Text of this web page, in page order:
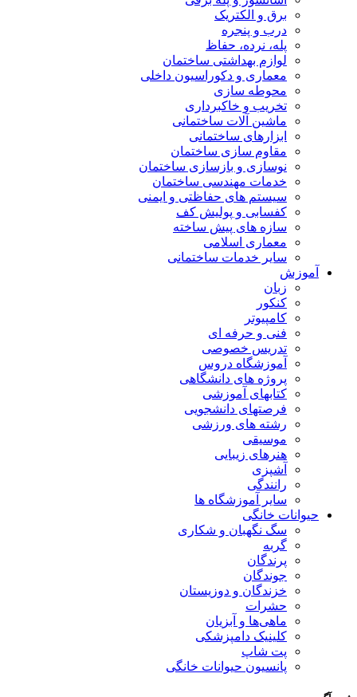
برق و الکتریک
درب و پنجره
پله، نرده، حفاظ
لوازم بهداشتی ساختمان
معماری و دکوراسیون داخلی
محوطه سازی
تخریب و خاکبرداری
ماشین آلات ساختمانی
ابزارهای ساختمانی
مقاوم سازی ساختمان
نوسازی و بازسازی ساختمان
خدمات مهندسی ساختمان
سیستم های حفاظتی و ایمنی
کفسابی و پولیش کف
سازه های پیش ساخته
معماری اسلامی
سایر خدمات ساختمانی
آموزش
زبان
کنکور
کامپیوتر
فنی و حرفه ای
تدریس خصوصی
آموزشگاه دروس
پروژه های دانشگاهی
کتابهای آموزشی
فرصتهای دانشجویی
رشته های ورزشی
موسیقی
هنرهای زیبایی
آشپزی
رانندگی
سایر آموزشگاه ها
حیوانات خانگی
سگ نگهبان و شکاری
گربه
پرندگان
جوندگان
خزندگان و دوزیستان
حشرات
ماهی‌ها و آبزیان
کلینیک دامپزشکی
پت شاپ
پانسیون حیوانات خانگی